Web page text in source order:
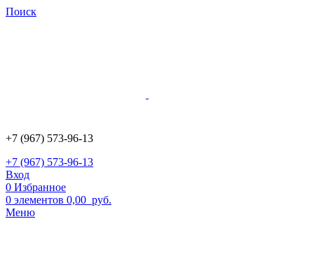
Поиск
+7 (967) 573-96-13
+7 (967) 573-96-13
Вход
0 Избранное
0 элементов 0,00 руб.
Меню